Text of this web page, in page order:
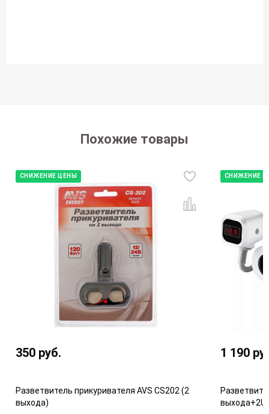
Похожие товары
СНИЖЕНИЕ ЦЕНЫ
350 руб.
Разветвитель прикуривателя AVS CS202 (2
выхода)
СНИЖЕНИЕ
1 190